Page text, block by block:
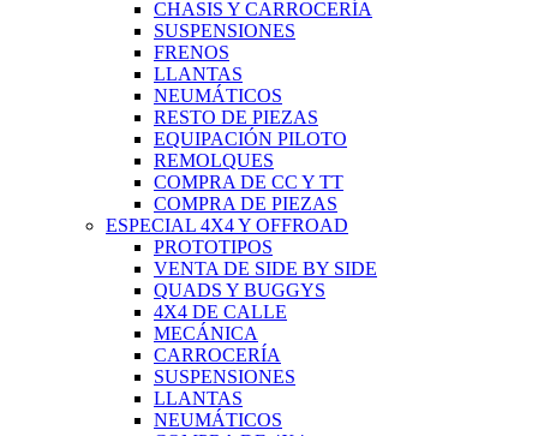
CHASIS Y CARROCERÍA
SUSPENSIONES
FRENOS
LLANTAS
NEUMÁTICOS
RESTO DE PIEZAS
EQUIPACIÓN PILOTO
REMOLQUES
COMPRA DE CC Y TT
COMPRA DE PIEZAS
ESPECIAL 4X4 Y OFFROAD
PROTOTIPOS
VENTA DE SIDE BY SIDE
QUADS Y BUGGYS
4X4 DE CALLE
MECÁNICA
CARROCERÍA
SUSPENSIONES
LLANTAS
NEUMÁTICOS